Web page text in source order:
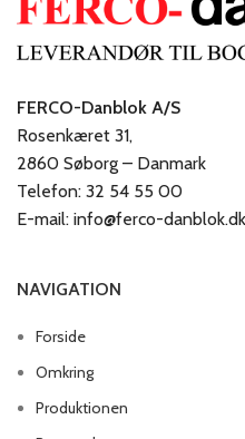
FERCO-Danblok A/S
Rosenkæret 31,
2860 Søborg – Danmark
Telefon: 32 54 55 00
E-mail: info@ferco-danblok.dk
NAVIGATION
Forside
Omkring
Produktionen